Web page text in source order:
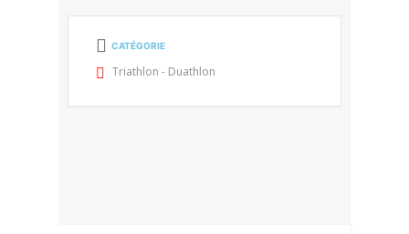
CATÉGORIE
Triathlon - Duathlon